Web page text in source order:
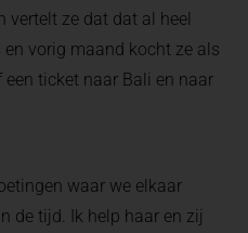
vertelt ze dat dat al heel
vorig maand kocht ze als
ticket naar Bali en naar
waar we elkaar
de tijd. Ik help haar en zij